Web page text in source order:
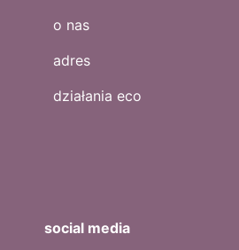
o nas
adres
działania eco
social media